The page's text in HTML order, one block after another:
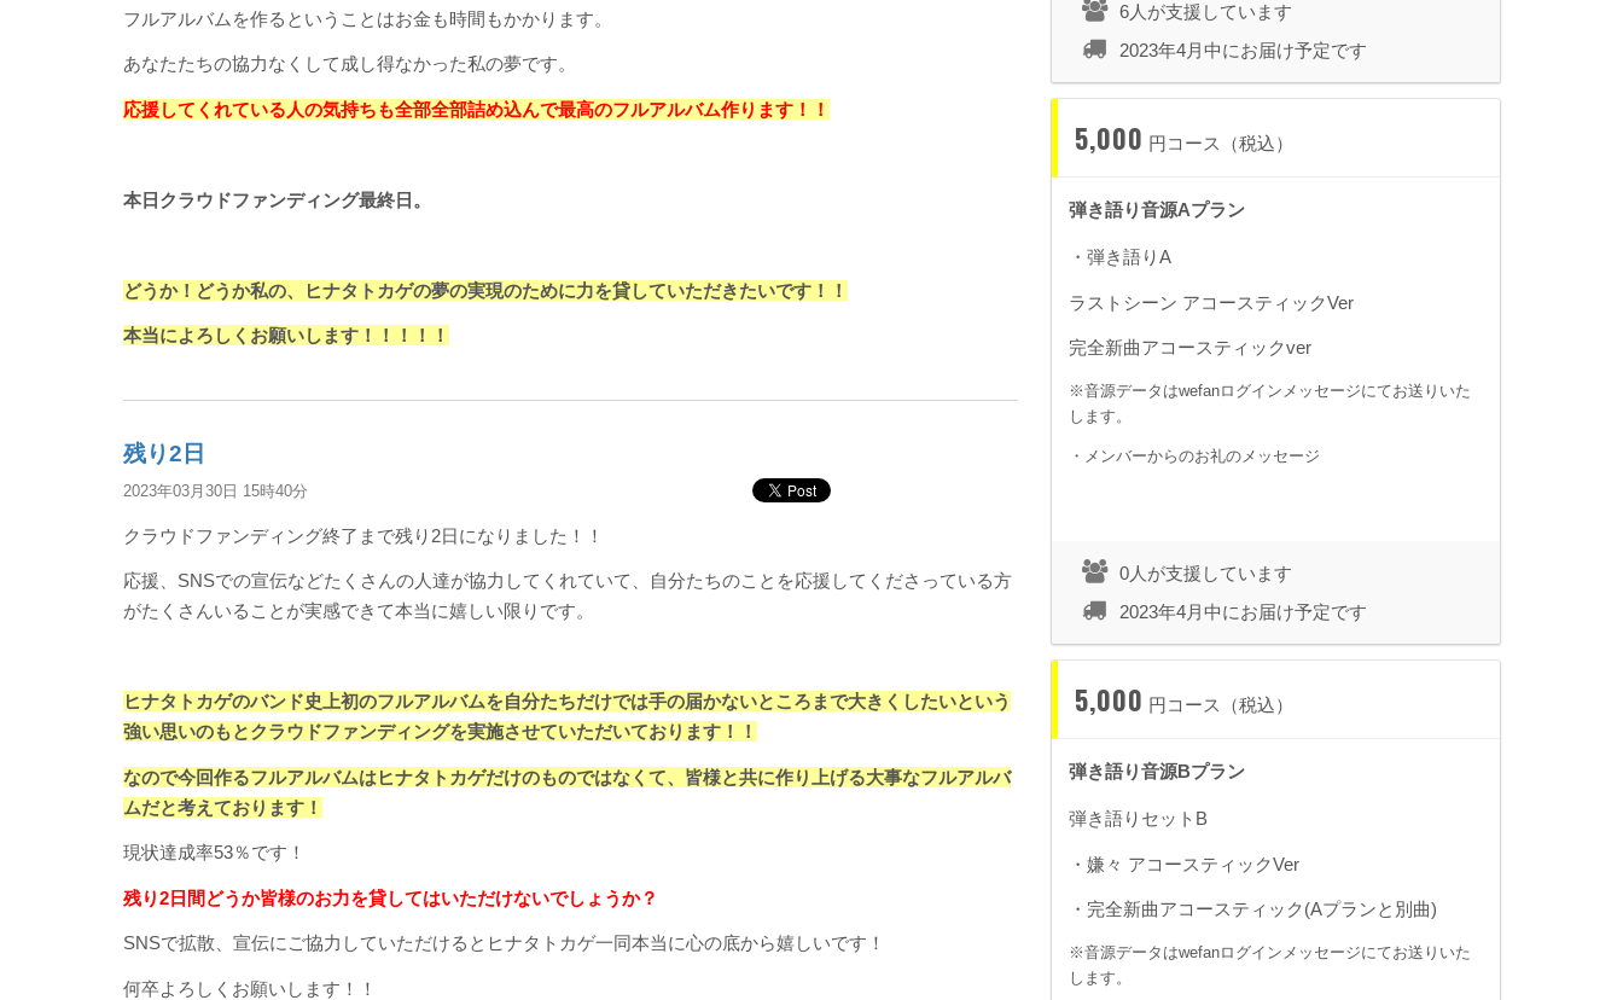
フルアルバムを作るということはお金も時間もかかります。
あなたたちの協力なくして成し得なかった私の夢です。
応援してくれている人の気持ちも全部全部詰め込んで最高のフルアルバム作ります！！
本日クラウドファンディング最終日。
どうか！どうか私の、ヒナタトカゲの夢の実現のために力を貸していただきたいです！！
本当によろしくお願いします！！！！！
残り2日
2023年03月30日 15時40分
クラウドファンディング終了まで残り2日になりました！！
応援、SNSでの宣伝などたくさんの人達が協力してくれていて、自分たちのことを応援してくださっている方
がたくさんいることが実感できて本当に嬉しい限りです。
ヒナタトカゲのバンド史上初のフルアルバムを自分たちだけでは手の届かないところまで大きくしたいという
強い思いのもとクラウドファンディングを実施させていただいております！！
なので今回作るフルアルバムはヒナタトカゲだけのものではなくて、皆様と共に作り上げる大事なフルアルバ
ムだと考えております！
現状達成率53％です！
残り2日間どうか皆様のお力を貸してはいただけないでしょうか？
SNSで拡散、宣伝にご協力していただけるとヒナタトカゲ一同本当に心の底から嬉しいです！
何卒よろしくお願いします！！
6人が支援しています
2023年4月中にお届け予定です
5,000 円コース（税込）
弾き語り音源Aプラン
・弾き語りA
ラストシーン アコースティックVer
完全新曲アコースティックver
※音源データはwefanログインメッセージにてお送りいた
します。
・メンバーからのお礼のメッセージ
0人が支援しています
2023年4月中にお届け予定です
5,000 円コース（税込）
弾き語り音源Bプラン
弾き語りセットB
・嫌々 アコースティックVer
・完全新曲アコースティック(Aプランと別曲)
※音源データはwefanログインメッセージにてお送りいた
します。